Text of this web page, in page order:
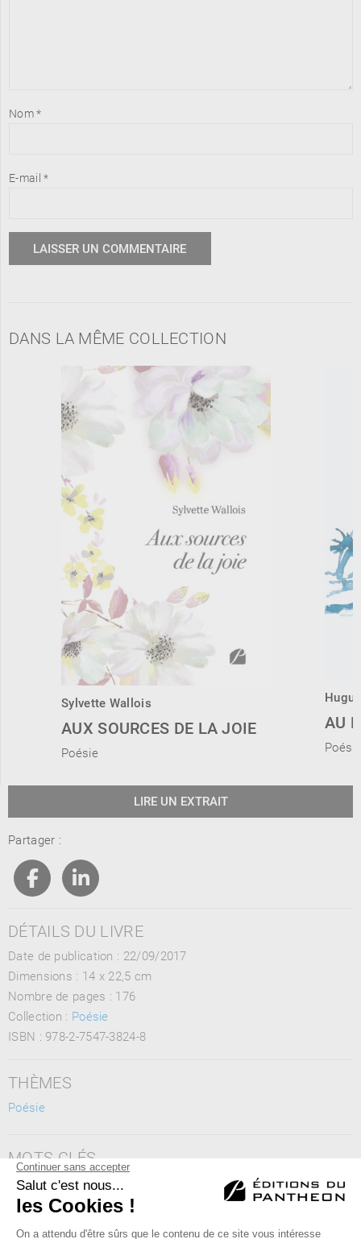
Nom*
E-mail*
DANS LA MÊME COLLECTION
Sylvette Wallois
AUX SOURCES DE LA JOIE
Poésie
AU
Poésie
LIRE UN EXTRAIT
Partager :
DÉTAILS DU LIVRE
Date de publication : 22/09/2017
Dimensions : 14 x 22,5 cm
Nombre de pages : 176
Collection : Poésie
ISBN : 978-2-7547-3824-8
THÈMES
Poésie
MOTS CLÉS
Poésie, Amour, Monde, Métaphysique, Astronomie, Famille,
Couple, Émotions, Sensibilité